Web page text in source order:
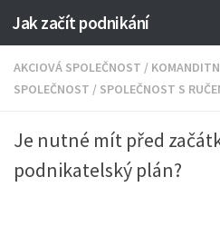
Jak začít podnikání
AKCIOVÁ SPOLEČNOST /
SPOLEČNOST / SPOLEČNOST S
Je nutné mít před
podnikatelský plán?